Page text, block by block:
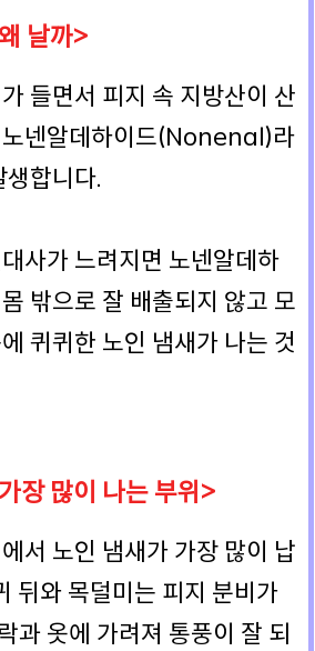
날까>
들면서 피지 속 지방산이 산
노넨알데하이드(Nonenal)라
합니다.
사가 느려지면 노넨알데하
밖으로 잘 배출되지 않고 모
퀴퀴한 노인 냄새가 나는 것
장 많이 나는 부위>
서 노인 냄새가 가장 많이 납
뒤와 목덜미는 피지 분비가
과 옷에 가려져 통풍이 잘 되